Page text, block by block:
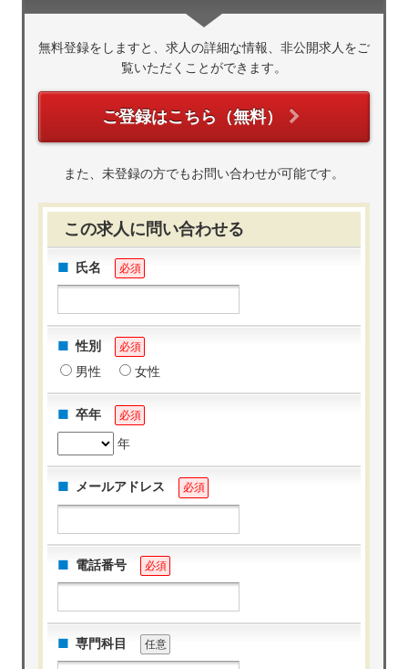
無料登録をしますと、求人の詳細な情報、非公開求人をご
覧いただくことができます。
ご登録はこちら（無料）
また、未登録の方でもお問い合わせが可能です。
この求人に問い合わせる
氏名 必須
性別 必須
男性 女性
卒年 必須
年
メールアドレス 必須
電話番号 必須
専門科目 任意